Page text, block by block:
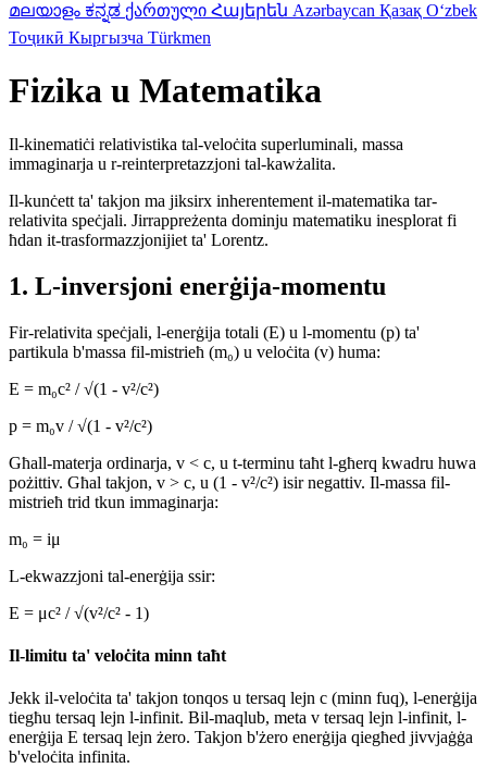
മലയാളം ಕನ್ನಡ ქართული Հայերեն Azərbaycan Қазақ Oʻzbek
Тоҷикӣ Кыргызча Türkmen
Fizika u Matematika
Il-kinematiċi relativistika tal-veloċita superluminali, massa
immaginarja u r-reinterpretazzjoni tal-kawżalita.
Il-kunċett ta' takjon ma jiksirx inherentement il-matematika tar-
relativita speċjali. Jirrappreżenta dominju matematiku inesplorat fi
ħdan it-trasformazzjonijiet ta' Lorentz.
1. L-inversjoni enerġija-momentu
Fir-relativita speċjali, l-enerġija totali (E) u l-momentu (p) ta'
partikula b'massa fil-mistrieħ (m₀) u veloċita (v) huma:
E = m₀c² / √(1 - v²/c²)
p = m₀v / √(1 - v²/c²)
Għall-materja ordinarja, v < c, u t-terminu taħt l-għerq kwadru huwa
pożittiv. Għal takjon, v > c, u (1 - v²/c²) isir negattiv. Il-massa fil-
mistrieħ trid tkun immaginarja:
m₀ = iμ
L-ekwazzjoni tal-enerġija ssir:
E = μc² / √(v²/c² - 1)
Il-limitu ta' veloċita minn taħt
Jekk il-veloċita ta' takjon tonqos u tersaq lejn c (minn fuq), l-enerġija
tiegħu tersaq lejn l-infinit. Bil-maqlub, meta v tersaq lejn l-infinit, l-
enerġija E tersaq lejn żero. Takjon b'żero enerġija qiegħed jivvjaġġa
b'veloċita infinita.